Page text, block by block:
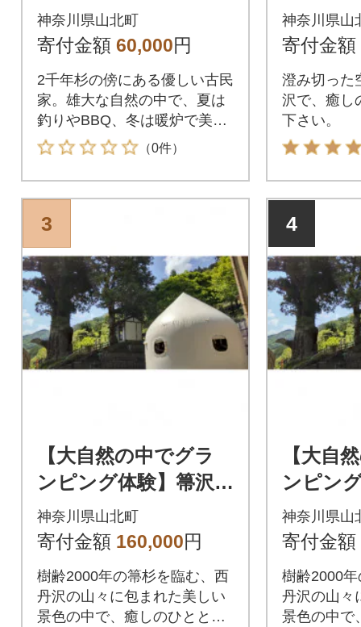
田舎体験 民宿1泊2食
付きペアチケット
神奈川県山北町
寄付金額 60,000円
2千年杉の傍にある優しい古民
家。雄大な自然の中で、夏は
釣りやBBQ、冬は暖炉で美味
しいコーヒーを。
（0件）
宿泊券
んびり
神奈川県山
寄付金額
澄み切った
沢で、癒し
下さい。
3
【大自然の中でグラ
ンピング体験】箒沢荘
グランピングエリア
「杢」1泊2食付きペ
神奈川県山北町
寄付金額 160,000円
樹齢2000年の箒杉を臨む、西
丹沢の山々に包まれた美しい
景色の中で、癒しのひととき
4
【大自
ンピン
グラン
「杢」1
神奈川県山
寄付金額
樹齢2000
丹沢の山々
景色の中で